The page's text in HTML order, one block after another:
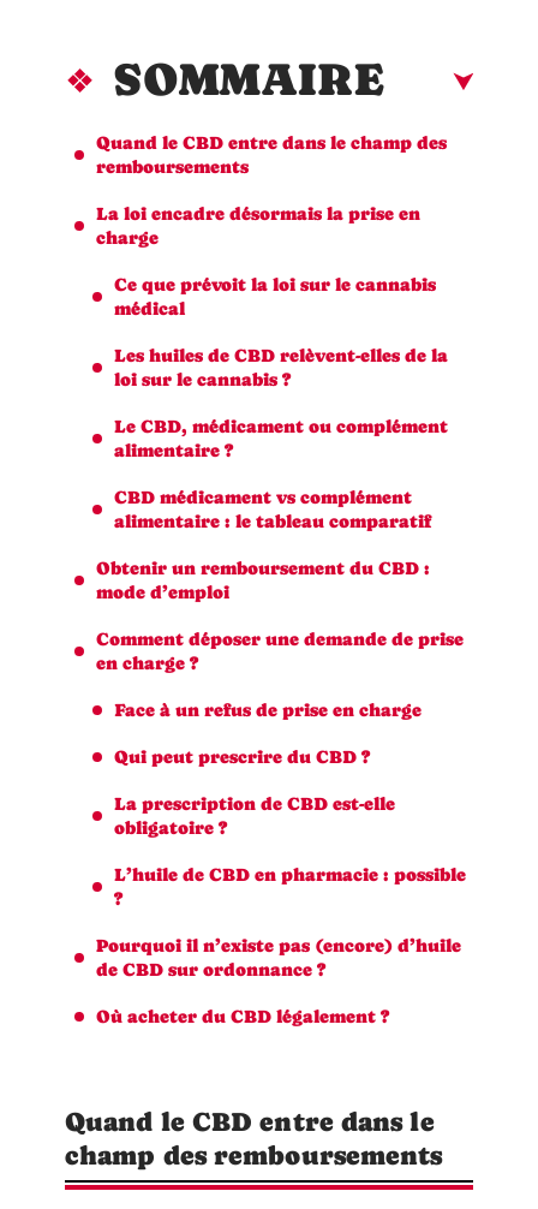
SOMMAIRE
Quand le CBD entre dans le champ des
remboursements
La loi encadre désormais la prise en
charge
Ce que prévoit la loi sur le cannabis
médical
Les huiles de CBD relèvent-elles de la
loi sur le cannabis ?
Le CBD, médicament ou complément
alimentaire ?
CBD médicament vs complément
alimentaire : le tableau comparatif
Obtenir un remboursement du CBD :
mode d’emploi
Comment déposer une demande de prise
en charge ?
Face à un refus de prise en charge
Qui peut prescrire du CBD ?
La prescription de CBD est-elle
obligatoire ?
L’huile de CBD en pharmacie : possible
?
Pourquoi il n’existe pas (encore) d’huile
de CBD sur ordonnance ?
Où acheter du CBD légalement ?
Quand le CBD entre dans le
champ des remboursements